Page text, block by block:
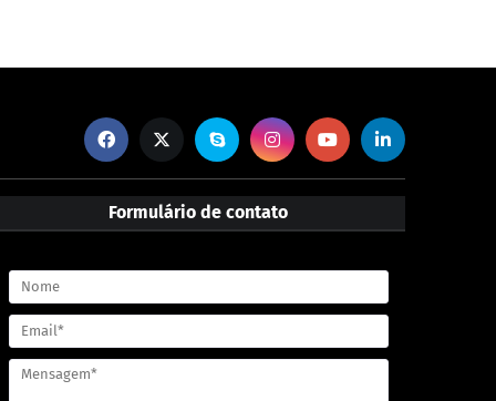
Formulário de contato